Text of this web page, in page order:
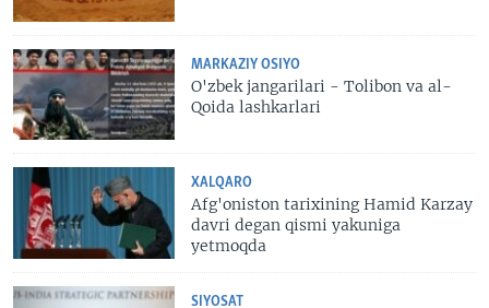
MARKAZIY OSIYO
O'zbek jangarilari - Tolibon va al-
Qoida lashkarlari
XALQARO
Afg'oniston tarixining Hamid Karzay
davri degan qismi yakuniga
yetmoqda
SIYOSAT